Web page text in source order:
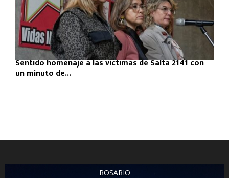
Sentido homenaje a las víctimas de Salta 2141 con
un minuto de...
ROSARIO